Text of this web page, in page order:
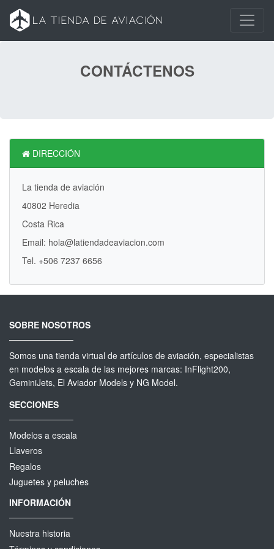
CONTÁCTENOS
DIRECCIÓN
La tienda de aviación
40802 Heredia
Costa Rica
Email: hola@latiendadeaviacion.com
Tel. +506 7237 6656
SOBRE NOSOTROS
Somos una tienda virtual de artículos de aviación, especialistas
en modelos a escala de las mejores marcas: InFlight200,
GeminiJets, El Aviador Models y NG Model.
SECCIONES
Modelos a escala
Llaveros
Regalos
Juguetes y peluches
INFORMACIÓN
Nuestra historia